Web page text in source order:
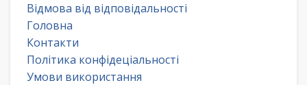
Відмова від відповідальності
Головна
Контакти
Політика конфідеціальності
Умови використання